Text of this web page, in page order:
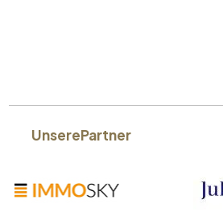
UnserePartner